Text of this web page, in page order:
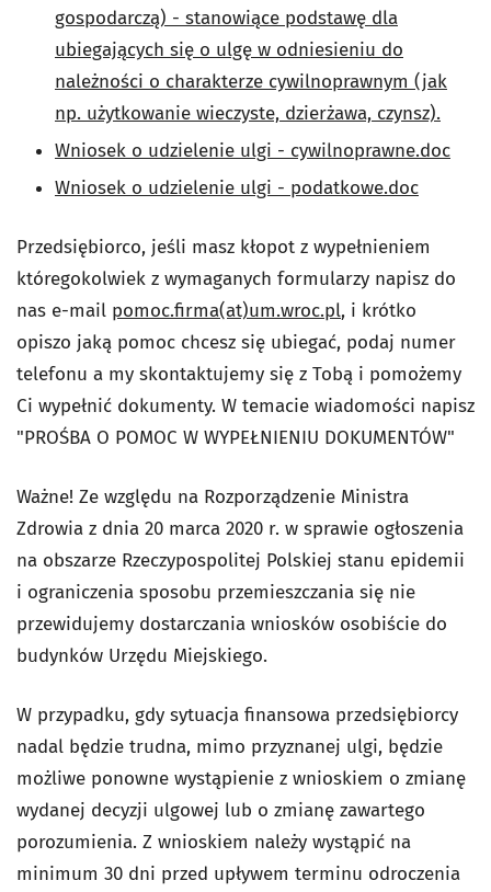
gospodarczą) - stanowiące podstawę dla
ubiegających się o ulgę w odniesieniu do
należności o charakterze cywilnoprawnym (jak
np. użytkowanie wieczyste, dzierżawa, czynsz).
Wniosek o udzielenie ulgi - cywilnoprawne.doc
Wniosek o udzielenie ulgi - podatkowe.doc
Przedsiębiorco, jeśli masz kłopot z wypełnieniem
któregokolwiek z wymaganych formularzy napisz do
nas e-mail pomoc.firma(at)um.wroc.pl, i krótko
opiszo jaką pomoc chcesz się ubiegać, podaj numer
telefonu a my skontaktujemy się z Tobą i pomożemy
Ci wypełnić dokumenty. W temacie wiadomości napisz
"PROŚBA O POMOC W WYPEŁNIENIU DOKUMENTÓW"
Ważne! Ze względu na Rozporządzenie Ministra
Zdrowia z dnia 20 marca 2020 r. w sprawie ogłoszenia
na obszarze Rzeczypospolitej Polskiej stanu epidemii
i ograniczenia sposobu przemieszczania się nie
przewidujemy dostarczania wniosków osobiście do
budynków Urzędu Miejskiego.
W przypadku, gdy sytuacja finansowa przedsiębiorcy
nadal będzie trudna, mimo przyznanej ulgi, będzie
możliwe ponowne wystąpienie z wnioskiem o zmianę
wydanej decyzji ulgowej lub o zmianę zawartego
porozumienia. Z wnioskiem należy wystąpić na
minimum 30 dni przed upływem terminu odroczenia